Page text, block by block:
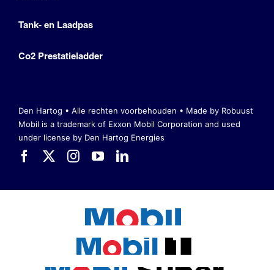
Tank- en Laadpas
Co2 Prestatieladder
Den Hartog • Alle rechten voorbehouden • Made by Robuust
Mobil is a trademark of Exxon Mobil Corporation and used
under license by Den Hartog Energies